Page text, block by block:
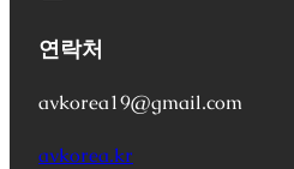
연락처
avkorea19@gmail.com
avkorea.kr